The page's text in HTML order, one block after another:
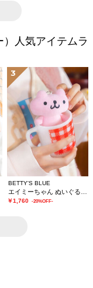
人気アイテムラ
3
BETTY'S BLUE
￥1,760 -20%OFF-